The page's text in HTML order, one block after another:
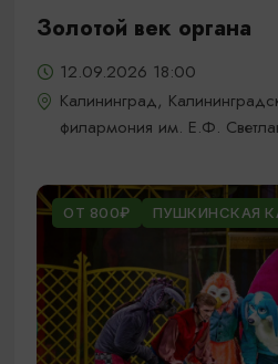
Золотой век органа
12.09.2026 18:00
Калининград,
филармония им. Е.Ф.
ОТ 800₽ ПУШКИНСКАЯ